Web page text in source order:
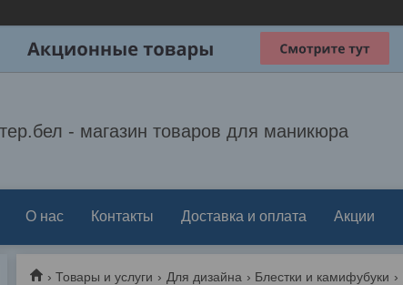
- магазин товаров для маникюра
О нас Контакты Доставка и оплата Акции
Товары и услуги Для дизайна Блестки и камифубуки